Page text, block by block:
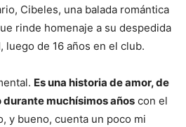
Cibeles, una balada romántica
rinde homenaje a su despedida
luego de 16 años en el club.
Es una historia de amor, de
muchísimos años con el
y bueno, cuenta un poco mi